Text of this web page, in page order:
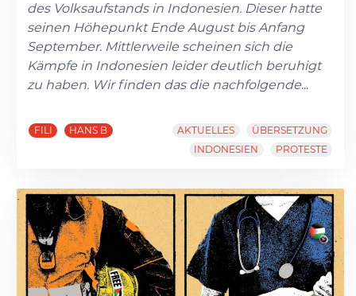
des Volksaufstands in Indonesien. Dieser hatte
seinen Höhepunkt Ende August bis Anfang
September. Mittlerweile scheinen sich die
Kämpfe in Indonesien leider deutlich beruhigt
zu haben. Wir finden das die nachfolgende...
FILI HANS B AKTUELLES
ÜBERSETZUNG
INDONESIEN
PROTESTE